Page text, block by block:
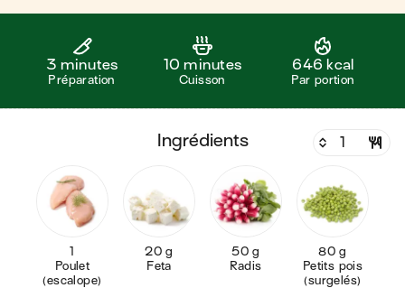
3 minutes
Préparation
10 minutes
Cuisson
646 kcal
Par portion
ingrédients
1
Poulet
(escalope)
20 g
Feta
50 g
Radis
80 g
Petits pois
(surgelés)